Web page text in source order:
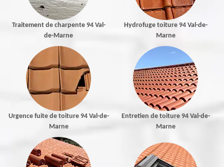
Traitement de charpente 94 Val-
de-Marne
Hydrofuge toiture 94 Val-de-
Marne
Urgence fuite de toiture 94 Val-de-
Marne
Entretien de toiture 94 Val-de-
Marne